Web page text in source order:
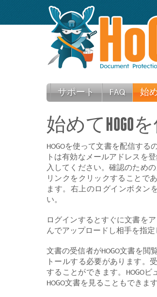
サポート FAQ 始
始めてHOGO
HOGOを使って文書を配信する
トは有効なメールアドレスを
入してください。確認のため
リンクをクリックすることで
ます。右上のログインボタン
い。
ログインするとすぐに文書を
んでアップロードし相手を指
文書の受信者がHOGO文書を閲
トールする必要があります。
することができます。HOGOビ
HOGO文書を見ることもできます